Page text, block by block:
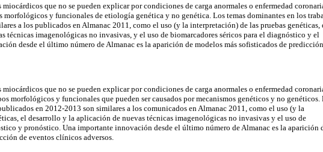
miocárdicos que no se pueden explicar por condiciones de carga anormales o enfermedad
morfológicos y funcionales de etiología genética y no genética. Los temas dominantes en los
a los publicados en Almanac 2011, como el uso (y la interpretación) de las pruebas genéticas,
técnicasimagenológicas no invasivas , y el uso de biomarcadores séricos para el diagnóstico y el
desde el último número de Almanac es la aparición de modelos más sofisticados de
miocárdicos que no se pueden explicar por condiciones de carga anormales o enfermedad
morfológicos y funcionales que pueden ser causados por mecanismos genéticos y no genéticos.
en 2012-2013 son similares a los comunicados enAlmanac 2011, como el uso (y la
el desarrollo y la aplicación de nuevas técnicasimagenológicas no invasivas y el uso de
y pronóstico. Una importante innovación desde el último número deAlmanac es la aparición
de eventos clínicos adversos.